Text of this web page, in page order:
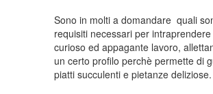
Sono in molti a domandare quali
requisiti necessari per
curioso ed appagante lavoro,
un certo profilo perchè permette di
piatti succulenti e pietanze deliziose.